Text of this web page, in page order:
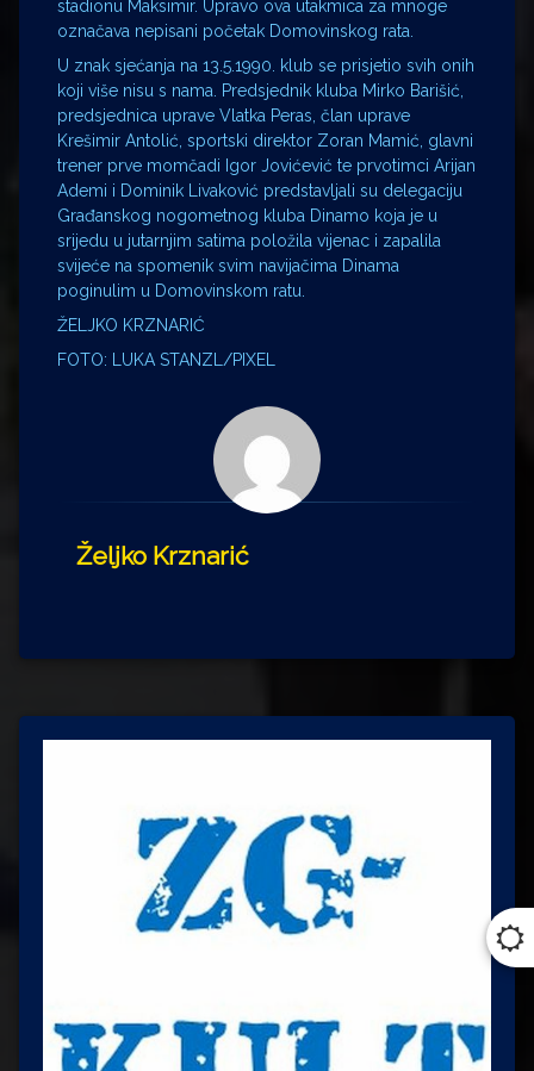
stadionu Maksimir. Upravo ova utakmica za mnoge
označava nepisani početak Domovinskog rata.
U znak sjećanja na 13.5.1990. klub se prisjetio svih onih
koji više nisu s nama. Predsjednik kluba Mirko Barišić,
predsjednica uprave Vlatka Peras, član uprave
Krešimir Antolić, sportski direktor Zoran Mamić, glavni
trener prve momčadi Igor Jovićević te prvotimci Arijan
Ademi i Dominik Livaković predstavljali su delegaciju
Građanskog nogometnog kluba Dinamo koja je u
srijedu u jutarnjim satima položila vijenac i zapalila
svijeće na spomenik svim navijačima Dinama
poginulim u Domovinskom ratu.
ŽELJKO KRZNARIĆ
FOTO: LUKA STANZL/PIXEL
Željko Krznarić